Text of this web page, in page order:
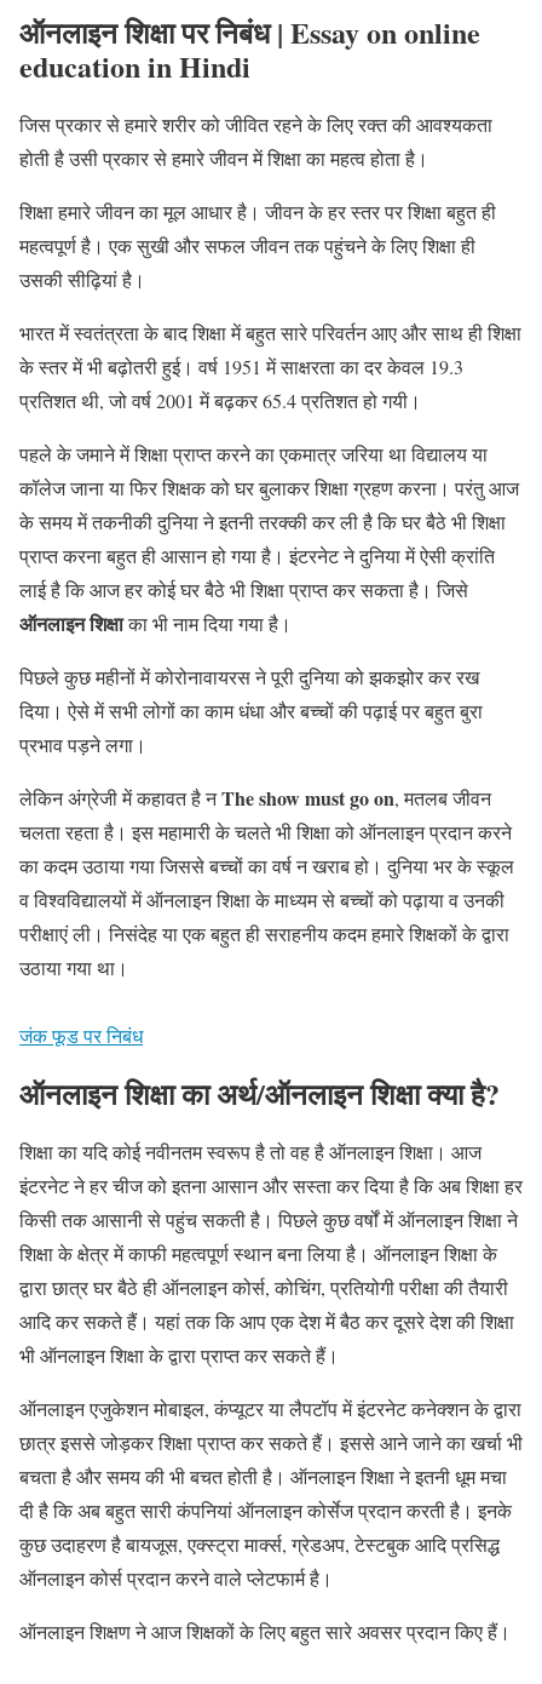
ऑनलाइन शिक्षा पर निबंध | Essay on online
education in Hindi
जिस प्रकार से हमारे शरीर को जीवित रहने के लिए रक्त की आवश्यकता
होती है उसी प्रकार से हमारे जीवन में शिक्षा का महत्व होता है।
शिक्षा हमारे जीवन का मूल आधार है। जीवन के हर स्तर पर शिक्षा बहुत ही
महत्वपूर्ण है। एक सुखी और सफल जीवन तक पहुंचने के लिए शिक्षा ही
उसकी सीढ़ियां है।
भारत में स्वतंत्रता के बाद शिक्षा में बहुत सारे परिवर्तन आए और साथ ही शिक्षा
के स्तर में भी बढ़ोतरी हुई। वर्ष 1951 में साक्षरता का दर केवल 19.3
प्रतिशत थी, जो वर्ष 2001 में बढ़कर 65.4 प्रतिशत हो गयी।
पहले के जमाने में शिक्षा प्राप्त करने का एकमात्र जरिया था विद्यालय या
कॉलेज जाना या फिर शिक्षक को घर बुलाकर शिक्षा ग्रहण करना। परंतु आज
के समय में तकनीकी दुनिया ने इतनी तरक्की कर ली है कि घर बैठे भी शिक्षा
प्राप्त करना बहुत ही आसान हो गया है। इंटरनेट ने दुनिया में ऐसी क्रांति
लाई है कि आज हर कोई घर बैठे भी शिक्षा प्राप्त कर सकता है। जिसे
ऑनलाइन शिक्षाका भी नाम दिया गया है।
पिछले कुछ महीनों में कोरोनावायरस ने पूरी दुनिया को झकझोर कर रख
दिया। ऐसे में सभी लोगों का काम धंधा और बच्चों की पढ़ाई पर बहुत बुरा
प्रभाव पड़ने लगा।
लेकिन अंग्रेजी में कहावत है नThe show must go on, मतलब जीवन
चलता रहता है। इस महामारी के चलते भी शिक्षा को ऑनलाइन प्रदान करने
का कदम उठाया गया जिससे बच्चों का वर्ष न खराब हो। दुनिया भर के स्कूल
व विश्वविद्यालयों में ऑनलाइन शिक्षा के माध्यम से बच्चों को पढ़ाया व उनकी
परीक्षाएं ली। निसंदेह या एक बहुत ही सराहनीय कदम हमारे शिक्षकों के द्वारा
उठाया गया था।
जंक फूड पर निबंध
ऑनलाइन शिक्षा का अर्थ/ऑनलाइन शिक्षा क्या है?
शिक्षा का यदि कोई नवीनतम स्वरूप है तो वह है ऑनलाइन शिक्षा। आज
इंटरनेट ने हर चीज को इतना आसान और सस्ता कर दिया है कि अब शिक्षा हर
किसी तक आसानी से पहुंच सकती है। पिछले कुछ वर्षों में ऑनलाइन शिक्षा ने
शिक्षा के क्षेत्र में काफी महत्वपूर्ण स्थान बना लिया है। ऑनलाइन शिक्षा के
द्वारा छात्र घर बैठे ही ऑनलाइन कोर्स, कोचिंग, प्रतियोगी परीक्षा की तैयारी
आदि कर सकते हैं। यहां तक कि आप एक देश में बैठ कर दूसरे देश की शिक्षा
भी ऑनलाइन शिक्षा के द्वारा प्राप्त कर सकते हैं।
ऑनलाइन एजुकेशन मोबाइल, कंप्यूटर या लैपटॉप में इंटरनेट कनेक्शन के द्वारा
छात्र इससे जोड़कर शिक्षा प्राप्त कर सकते हैं। इससे आने जाने का खर्चा भी
बचता है और समय की भी बचत होती है। ऑनलाइन शिक्षा ने इतनी धूम मचा
दी है कि अब बहुत सारी कंपनियां ऑनलाइन कोर्सेज प्रदान करती है। इनके
कुछ उदाहरण है बायजूस, एक्स्ट्रा मार्क्स, ग्रेडअप, टेस्टबुक आदि प्रसिद्ध
ऑनलाइन कोर्स प्रदान करने वाले प्लेटफार्म है।
ऑनलाइन शिक्षण ने आज शिक्षकों के लिए बहुत सारे अवसर प्रदान किए हैं।